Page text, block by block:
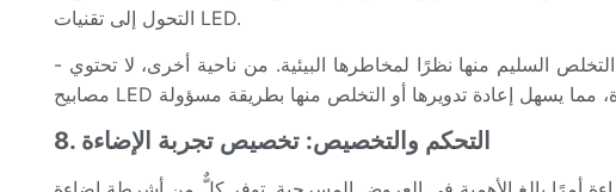
التحول إلى تقنيات LED.
- السمية وتقليل النفايات: تتطلب تركيبات الإضاءة التقليدية، مثل تلك التي تحتوي على مصابيح بخار الزئبق عالية الضغط، التخلص السليم منها نظرًا لمخاطرها البيئية. من ناحية أخرى، لا تحتوي
8. التحكم والتخصيص: تخصيص تجربة الإضاءة